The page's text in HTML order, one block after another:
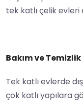
tek katlı çelik
Bakım ve
Tek katlı evlerde
çok katlı yapılara